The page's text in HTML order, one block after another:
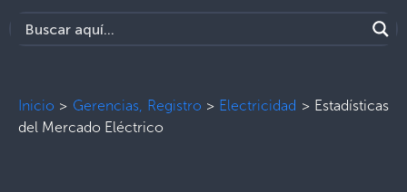
Inicio > Gerencias, Registro > Electricidad > Estadísticas
del Mercado Eléctrico